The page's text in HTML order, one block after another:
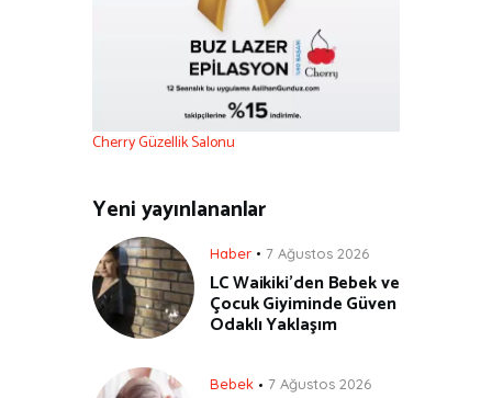
Cherry Güzellik Salonu
Yeni yayınlananlar
Haber 7 Ağustos 2026
LC Waikiki’den Bebek ve
Çocuk Giyiminde Güven
Odaklı Yaklaşım
Bebek 7 Ağustos 2026